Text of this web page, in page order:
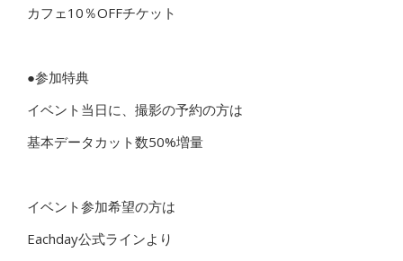
カフェ10％OFFチケット
●参加特典
イベント当日に、撮影の予約の方は
基本データカット数50%増量
イベント参加希望の方は
Eachday公式ラインより